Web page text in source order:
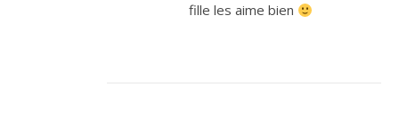
fille les aime bien